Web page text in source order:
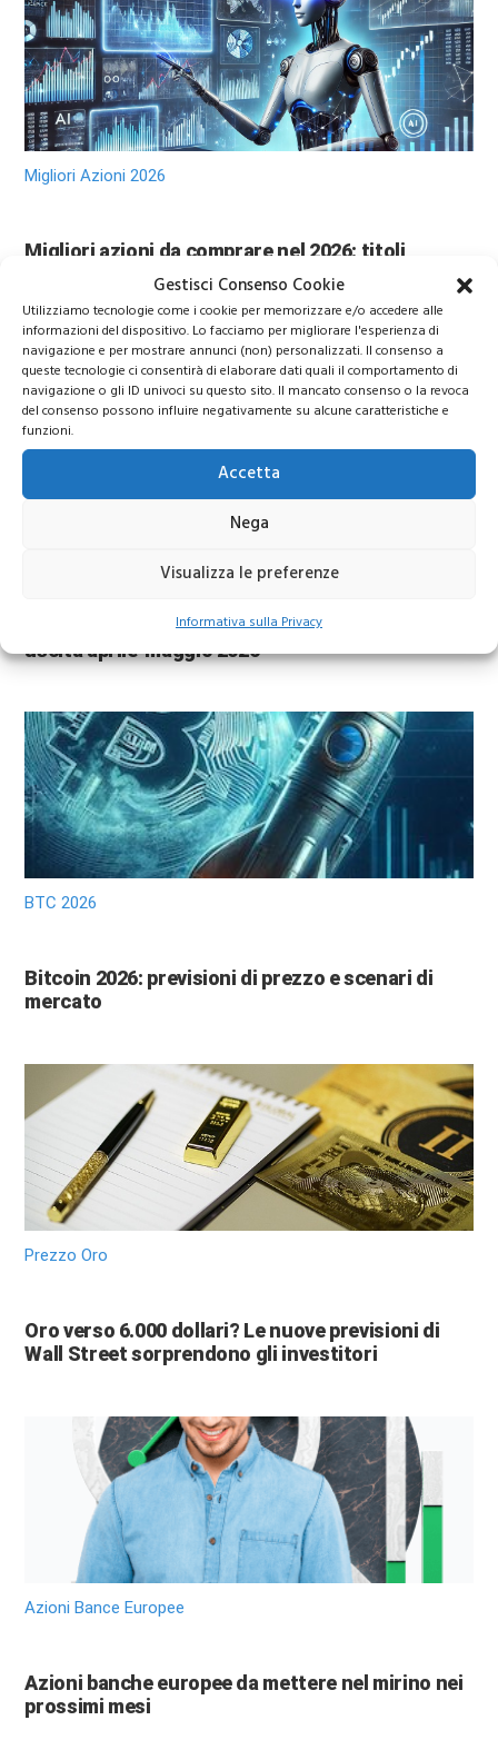
Gestisci Consenso Cookie
Utilizziamo tecnologie come i cookie per memorizzare e/o accedere alle
informazioni del dispositivo. Lo facciamo per migliorare l'esperienza di
navigazione e per mostrare annunci (non) personalizzati. Il consenso a
queste tecnologie ci consentirà di elaborare dati quali il comportamento di
navigazione o gli ID univoci su questo sito. Il mancato consenso o la revoca
del consenso possono influire negativamente su alcune caratteristiche e
funzioni.
Accetta
Nega
Visualizza le preferenze
Informativa sulla Privacy
Migliori Azioni 2026
Migliori azioni da comprare nel 2026: titoli
strategici tra intelligenza artificiale, energia e
difesa europea
Calendario trimestrali Borsa Italiana: conti in
uscita aprile-maggio 2026
BTC 2026
Bitcoin 2026: previsioni di prezzo e scenari di
mercato
Prezzo Oro
Oro verso 6.000 dollari? Le nuove previsioni di
Wall Street sorprendono gli investitori
Azioni Bance Europee
Azioni banche europee da mettere nel mirino nei
prossimi mesi